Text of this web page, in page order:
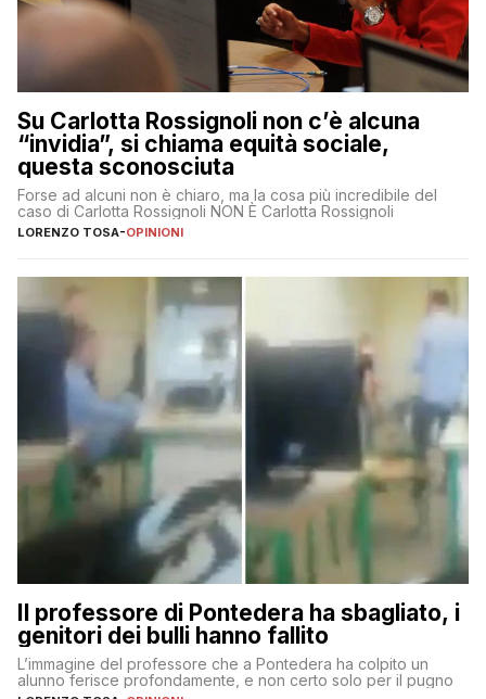
Su Carlotta Rossignoli non c’è alcuna
“invidia”, si chiama equità sociale,
questa sconosciuta
Forse ad alcuni non è chiaro, ma la cosa più incredibile del
caso di Carlotta Rossignoli NON È Carlotta Rossignoli
LORENZO TOSA-OPINIONI
Il professore di Pontedera ha sbagliato, i
genitori dei bulli hanno fallito
L’immagine del professore che a Pontedera ha colpito un
alunno ferisce profondamente, e non certo solo per il pugno